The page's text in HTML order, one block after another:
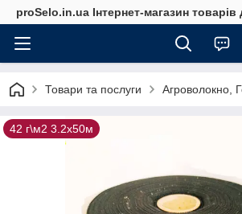
proSelo.in.ua Інтернет-магазин
Товари та послуги Агроволокно,
42 г\м2 3.2х50м